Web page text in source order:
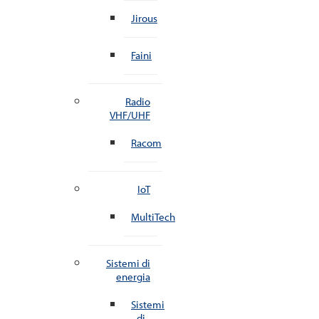
Jirous
Faini
Radio
VHF/UHF
Racom
IoT
MultiTech
Sistemi di
energia
Sistemi